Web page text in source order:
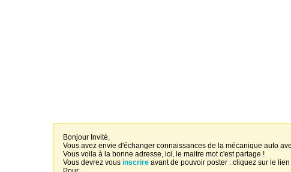
Bonjour Invité,
Vous avez envie d'échanger connaissances de la mécanique auto
Vous voila à la bonne adresse, ici, le maitre mot c'est partage !
Vous devrez vous inscrire avant de pouvoir poster : cliquez sur le